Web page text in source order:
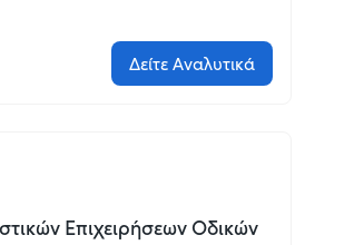
Δείτε Αναλυτικά
Επιχειρήσεων Οδικών